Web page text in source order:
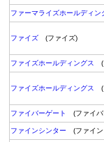
ファーマライズホールディン
ファイズ (ファイズ)
ファイズホールディングス (
ファイズホールディングス (
ファイバーゲート (ファイバ
ファインシンター (ファイン